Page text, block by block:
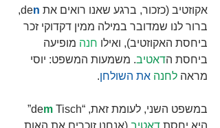
אקוזטיב (כזכור, ברגע שאנו רואים את de n
,
ברור לנו שמדובר במילה ממין דקדוקי זכר
ביחסת האקוזטיב), ואילו חנה מופיעה
ביחסת הדאטיב. משמעות המשפט: יוסי
מראה לחנה את השולחן.
במשפט השני, לעומת זאת, “de m
Tisch”
היא יחסת דאטיב (אנחנו זוכרים את האות